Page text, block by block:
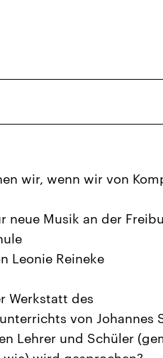
29 30
wir, wenn wir von
neue Musik an der
Leonie Reineke
Werkstatt des
von Johannes
Lehrer und Schüler